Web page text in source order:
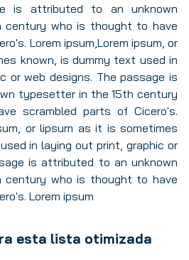
is attributed to an unknown
who is thought to have
Lorem ipsum,Lorem ipsum, or
known, is dummy text used in
or web designs. The passage is
typesetter in the 15th century
scrambled parts of Cicero's.
or lipsum as it is sometimes
in laying out print, graphic or
is attributed to an unknown
who is thought to have
Lorem ipsum
esta lista otimizada